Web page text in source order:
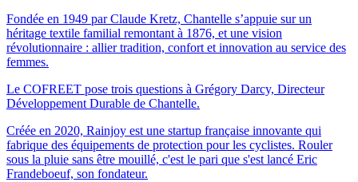
Fondée en 1949 par Claude Kretz, Chantelle s’appuie sur un
héritage textile familial remontant à 1876, et une vision
révolutionnaire : allier tradition, confort et innovation au service des
femmes.
Le COFREET pose trois questions à Grégory Darcy, Directeur
Développement Durable de Chantelle.
Créée en 2020, Rainjoy est une startup française innovante qui
fabrique des équipements de protection pour les cyclistes. Rouler
sous la pluie sans être mouillé, c'est le pari que s'est lancé Eric
Frandeboeuf, son fondateur.